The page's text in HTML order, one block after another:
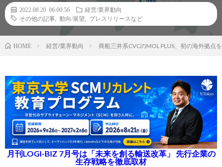
2022.08.20 06:00:56
経営/業界動向
その他の記事
動向/展望 プレスリリースなど
HOME 経営/業界動向 商船三井系CVCのMOL PLUS、初の海外拠点
月刊LOGI-BIZ 7月号は「未来を創る輸送改革」 先行企業の
生存戦略を徹底取材